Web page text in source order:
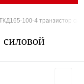
100-4 транзистор